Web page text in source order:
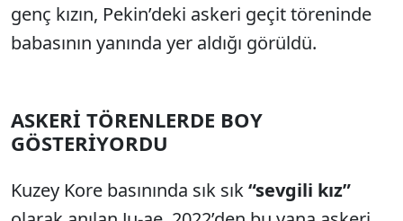
genç kızın, Pekin’deki askeri geçit töreninde
babasının yanında yer aldığı görüldü.
ASKERİ TÖRENLERDE BOY
GÖSTERİYORDU
Kuzey Kore basınında sık sık“sevgili kız”